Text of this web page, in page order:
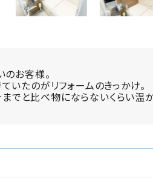
お客様。
いたのがリフォームのきっかけ。
でと比べ物にならないくらい